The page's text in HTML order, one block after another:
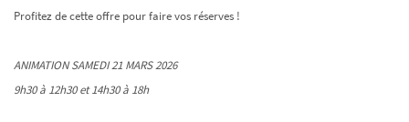
Profitez de cette offre pour faire vos réserves !
ANIMATION SAMEDI 21 MARS 2026
9h30 à 12h30 et 14h30 à 18h